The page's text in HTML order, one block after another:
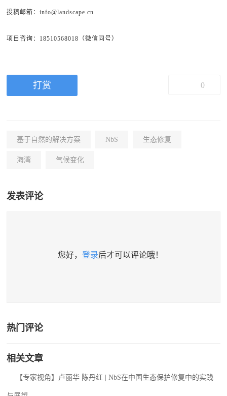
投稿邮箱：info@landscape.cn
项目咨询：18510568018（微信同号）
打赏 0
基于自然的解决方案 NbS 生态修复
海湾 气候变化
发表评论
您好， 登录后才可以评论哦！
热门评论
相关文章
【专家视角】卢丽华 陈丹红 | NbS在中国生态保护修复中的实践